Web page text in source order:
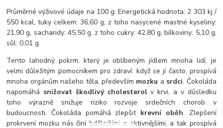
Průměrné výživové údaje na 100 g: Energetická hodnota: 2 303 kj /
550 kcal, tuky celkem: 36,60 g, z toho nasycené mastné kyseliny:
21,90 g, sacharidy: 45,50 g, z toho cukry: 42,80 g, bílkoviny: 5,10 g,
sůl: 0,01 g.
Tento lahodný pokrm, který je oblíbeným jídlem mnoha lidí, je
velmi důležitým pomocníkem pro zdraví: když se jí často, prospívá
mnoha orgánům našeho těla, především mozku a srdci. Čokoláda
napomáhá snižovat škodlivý cholesterolv krvi, a v důsledku
toho výrazně snižuje riziko rozvoje srdečních chorob v
budoucnosti. Čokoláda pomáhá zlepšit krevní oběh. Zlepšení
prokrvení mozku nás činí bdělejšími a aktivnějšími, a tak prospívá